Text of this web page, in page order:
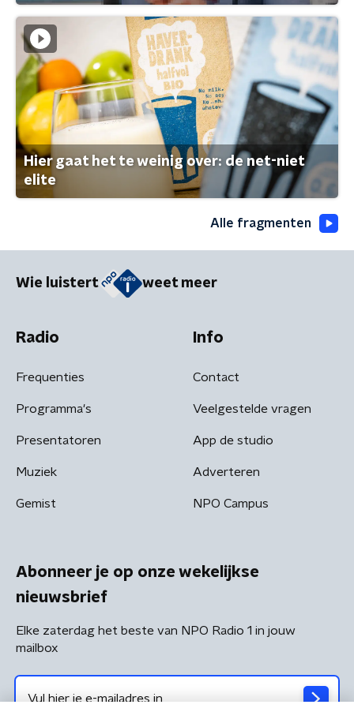
Hier gaat het te weinig over: de net-niet
elite
Alle fragmenten
Wie luistert weet meer
Radio
Frequenties
Programma's
Presentatoren
Muziek
Gemist
Info
Contact
Veelgestelde vragen
App de studio
Adverteren
NPO Campus
Abonneer je op onze wekelijkse
nieuwsbrief
Elke zaterdag het beste van NPO Radio 1 in jouw
mailbox